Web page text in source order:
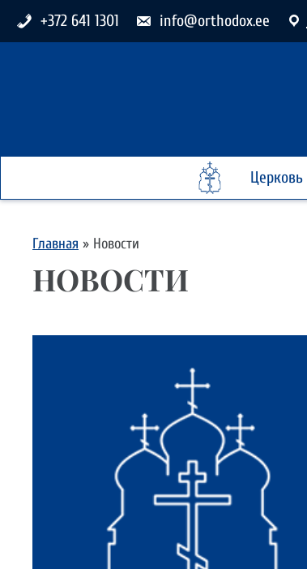
+372 641 1301 info@orthodox.ee
Церковь
Главная » Новости
НОВОСТИ